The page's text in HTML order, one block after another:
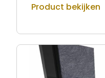
Product bekijken